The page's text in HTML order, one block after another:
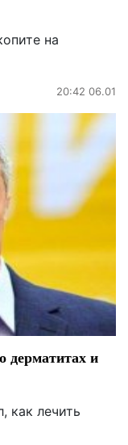
на
20:42 06.01
дерматитах и
как лечить